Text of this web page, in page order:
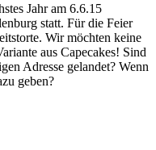
Jahr am 6.6.15
statt. Für die Feier
Wir möchten keine
aus Capecakes! Sind
Adresse gelandet? Wenn
geben?